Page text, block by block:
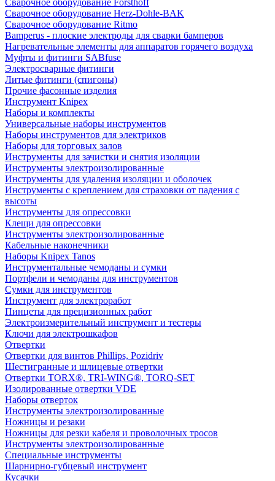
Сварочное оборудование Forsthoff
Сварочное оборудование Herz-Dohle-BAK
Сварочное оборудование Ritmo
Bamperus - плоские электроды для сварки бамперов
Нагревательные элементы для аппаратов горячего воздуха
Муфты и фитинги SABfuse
Электросварные фитинги
Литые фитинги (спигоны)
Прочие фасонные изделия
Инструмент Knipex
Наборы и комплекты
Универсальные наборы инструментов
Наборы инструментов для электриков
Наборы для торговых залов
Инструменты для зачистки и снятия изоляции
Инструменты электроизолированные
Инструменты для удаления изоляции и оболочек
Инструменты с креплением для страховки от падения с
высоты
Инструменты для опрессовки
Клещи для опрессовки
Инструменты электроизолированные
Кабельные наконечники
Наборы Knipex Tanos
Инструментальные чемоданы и сумки
Портфели и чемоданы для инструментов
Сумки для инструментов
Инструмент для электроработ
Пинцеты для прецизионных работ
Электроизмерительный инструмент и тестеры
Ключи для электрошкафов
Отвертки
Отвертки для винтов Phillips, Pozidriv
Шестигранные и шлицевые отвертки
Отвертки TORX®, TRI-WING®, TORQ-SET
Изолированные отвертки VDE
Наборы отверток
Инструменты электроизолированные
Ножницы и резаки
Ножницы для резки кабеля и проволочных тросов
Инструменты электроизолированные
Специальные инструменты
Шарнирно-губцевый инструмент
Кусачки